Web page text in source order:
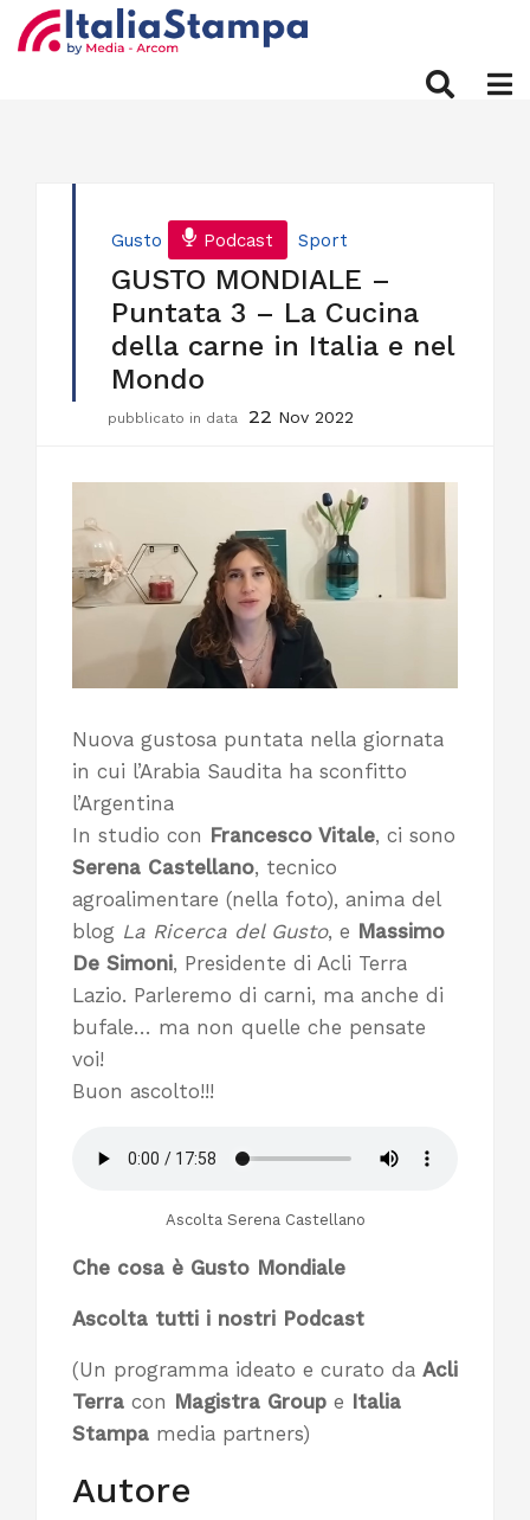
Gusto Podcast Sport
GUSTO MONDIALE –
Puntata 3 – La Cucina
della carne in Italia e nel
Mondo
pubblicato in data 22 Nov 2022
Nuova gustosa puntata nella giornata
in cui l’Arabia Saudita ha sconfitto
l’Argentina
In studio con Francesco Vitale, ci sono
Serena Castellano, tecnico
agroalimentare (nella foto), anima del
blog La Ricerca del Gusto, e Massimo
De Simoni, Presidente di Acli Terra
Lazio. Parleremo di carni, ma anche di
bufale… ma non quelle che pensate
voi!
Buon ascolto!!!
Ascolta Serena Castellano
Che cosa è Gusto Mondiale
Ascolta tutti i nostri Podcast
(Un programma ideato e curato da Acli
Terra con Magistra Group e Italia
Stampa media partners)
Autore